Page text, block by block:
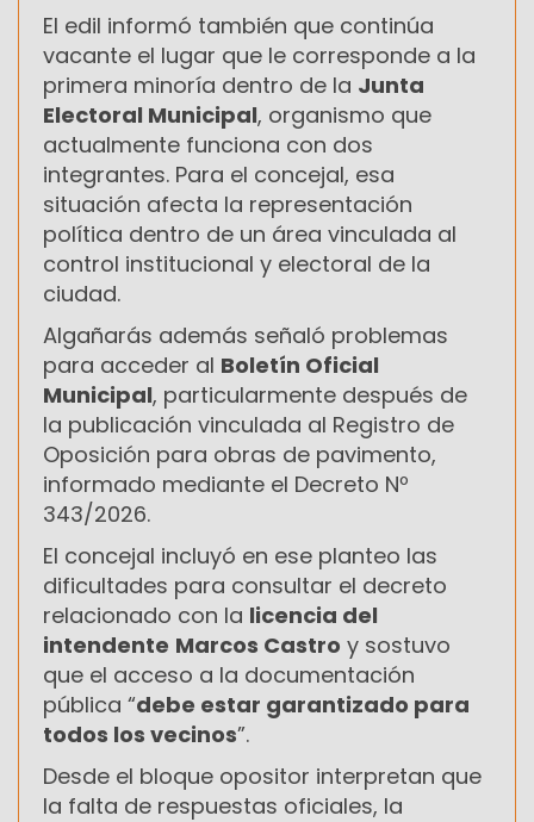
El edil informó también que continúa
vacante el lugar que le corresponde a la
primera minoría dentro de la Junta
Electoral Municipal, organismo que
actualmente funciona con dos
integrantes. Para el concejal, esa
situación afecta la representación
política dentro de un área vinculada al
control institucional y electoral de la
ciudad.
Algañarás además señaló problemas
para acceder al Boletín Oficial
Municipal, particularmente después de
la publicación vinculada al Registro de
Oposición para obras de pavimento,
informado mediante el Decreto Nº
343/2026.
El concejal incluyó en ese planteo las
dificultades para consultar el decreto
relacionado con la licencia del
intendente Marcos Castro y sostuvo
que el acceso a la documentación
pública “debe estar garantizado para
todos los vecinos”.
Desde el bloque opositor interpretan que
la falta de respuestas oficiales, la